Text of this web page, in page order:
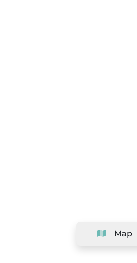
Map